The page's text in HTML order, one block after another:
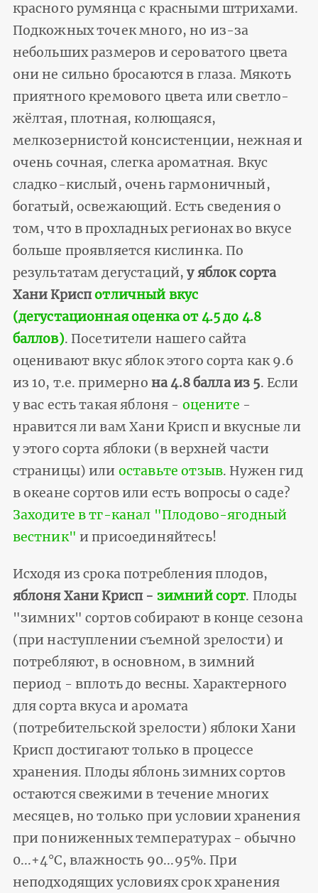
красного румянца с красными штрихами.
Подкожных точек много, но из-за
небольших размеров и сероватого цвета
они не сильно бросаются в глаза. Мякоть
приятного кремового цвета или светло-
жёлтая, плотная, колющаяся,
мелкозернистой консистенции, нежная и
очень сочная, слегка ароматная. Вкус
сладко-кислый, очень гармоничный,
богатый, освежающий. Есть сведения о
том, что в прохладных регионах во вкусе
больше проявляется кислинка. По
результатам дегустаций,у яблок сорта
Хани Криспотличный вкус
(дегустационная оценка от 4.5 до 4.8
баллов). Посетители нашего сайта
оценивают вкус яблок этого сорта как 9.6
из 10, т.е. примерно на 4.8 балла из 5. Если
у вас есть такая яблоня - оцените -
нравится ли вам Хани Крисп и вкусные ли
у этого сорта яблоки (в верхней части
страницы) или оставьте отзыв. Нужен гид
в океане сортов или есть вопросы о саде?
Заходите в тг-канал "Плодово-ягодный
вестник" и присоединяйтесь!
Исходя из срока потребления плодов,
яблоня Хани Крисп - зимний сорт. Плоды
"зимних" сортов собирают в конце сезона
(при наступлении съемной зрелости) и
потребляют, в основном, в зимний
период - вплоть до весны. Характерного
для сорта вкуса и аромата
(потребительской зрелости) яблоки Хани
Крисп достигают только в процессе
хранения. Плоды яблонь зимних сортов
остаются свежими в течение многих
месяцев, но только при условии хранения
при пониженных температурах - обычно
0...+4°С, влажность 90...95%. При
неподходящих условиях срок хранения